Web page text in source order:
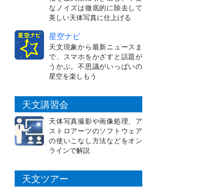
なノイズは徹底的に除去して
美しい天体写真に仕上げる
星空ナビ
天文現象から最新ニュースま
で、スマホをかざすと話題が
うかぶ。不思議がいっぱいの
星空を楽しもう
天文講習会
天体写真撮影や画像処理、ア
ストロアーツのソフトウェア
の使いこなし方法などをオン
ラインで解説
天文ツアー